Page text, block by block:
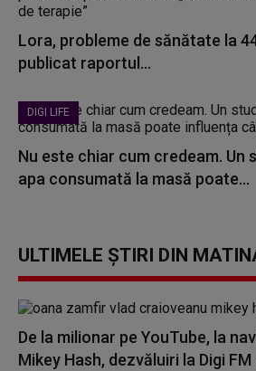
Lora, probleme de sănătate la
publicat raportul...
DIGI LIFE
Nu este chiar cum credeam. Un
apa consumată la masă poate...
ULTIMELE ȘTIRI DIN
De la milionar pe YouTube, la
Mikey Hash, dezvăluiri la Digi FM